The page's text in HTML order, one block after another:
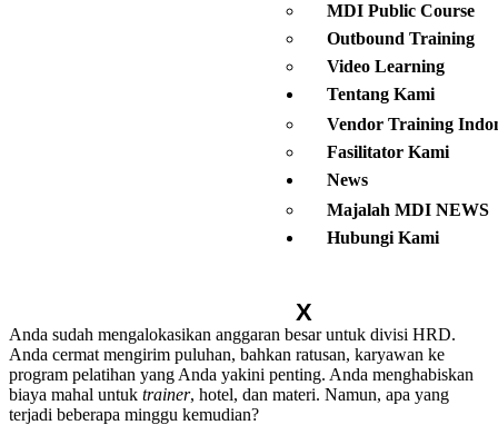
MDI Public Course
Outbound Training
Video Learning
Tentang Kami
Vendor Training
Fasilitator Kami
News
Majalah MDI NEWS
Hubungi Kami
X
Anda sudah mengalokasikan anggaran besar untuk divisi HRD.
Anda cermat mengirim puluhan, bahkan ratusan, karyawan ke
program pelatihan yang Anda yakini penting. Anda menghabiskan
biaya mahal untuk trainer, hotel, dan materi. Namun, apa yang
terjadi beberapa minggu kemudian?